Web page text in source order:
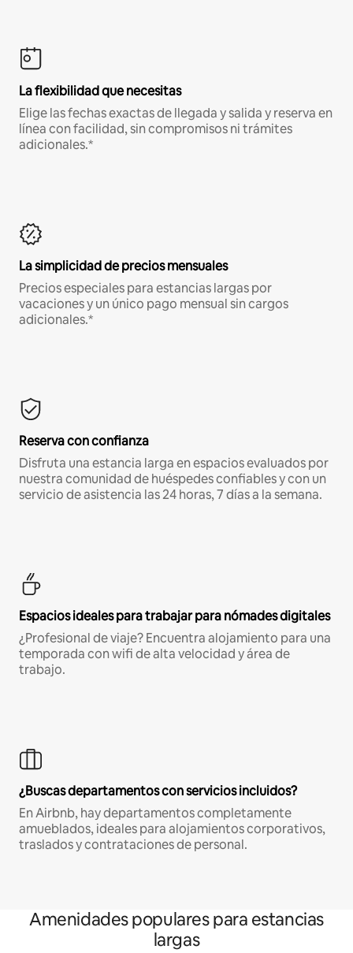
La flexibilidad que necesitas
Elige las fechas exactas de llegada y salida y reserva en
línea con facilidad, sin compromisos ni trámites
adicionales.*
La simplicidad de precios mensuales
Precios especiales para estancias largas por
vacaciones y un único pago mensual sin cargos
adicionales.*
Reserva con confianza
Disfruta una estancia larga en espacios evaluados por
nuestra comunidad de huéspedes confiables y con un
servicio de asistencia las 24 horas, 7 días a la semana.
Espacios ideales para trabajar para nómades digitales
¿Profesional de viaje? Encuentra alojamiento para una
temporada con wifi de alta velocidad y área de
trabajo.
¿Buscas departamentos con servicios incluidos?
En Airbnb, hay departamentos completamente
amueblados, ideales para alojamientos corporativos,
traslados y contrataciones de personal.
Amenidades populares para estancias
largas